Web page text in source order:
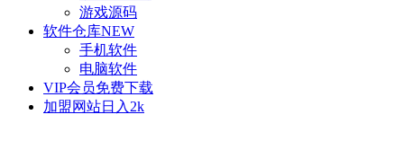
游戏源码
软件仓库NEW
手机软件
电脑软件
VIP会员免费下载
加盟网站日入2k